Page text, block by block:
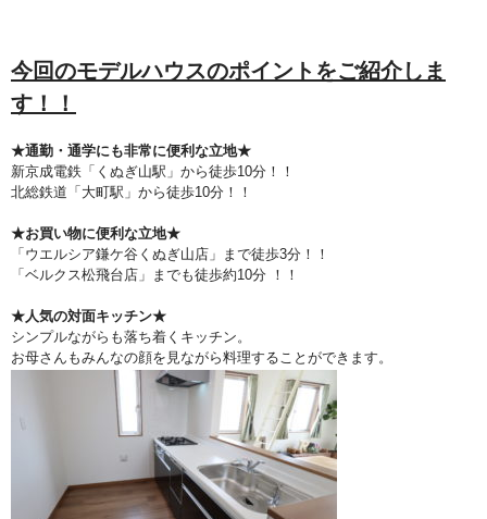
今回のモデルハウスのポイントをご紹介しま
す！！
★通勤・通学にも非常に便利な立地★
新京成電鉄「くぬぎ山駅」から徒歩10分！！
北総鉄道「大町駅」から徒歩10分！！
★お買い物に便利な立地★
「ウエルシア鎌ケ谷くぬぎ山店」まで徒歩3分！！
「ベルクス松飛台店」までも徒歩約10分 ！！
★人気の対面キッチン★
シンプルながらも落ち着くキッチン。
お母さんもみんなの顔を見ながら料理することができます。